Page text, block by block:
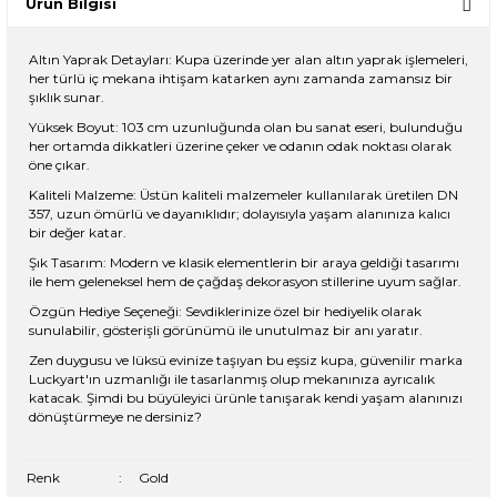
Ürün Bilgisi
Altın Yaprak Detayları: Kupa üzerinde yer alan altın yaprak işlemeleri,
her türlü iç mekana ihtişam katarken aynı zamanda zamansız bir
şıklık sunar.
Yüksek Boyut: 103 cm uzunluğunda olan bu sanat eseri, bulunduğu
her ortamda dikkatleri üzerine çeker ve odanın odak noktası olarak
öne çıkar.
Kaliteli Malzeme: Üstün kaliteli malzemeler kullanılarak üretilen DN
357, uzun ömürlü ve dayanıklıdır; dolayısıyla yaşam alanınıza kalıcı
bir değer katar.
Şık Tasarım: Modern ve klasik elementlerin bir araya geldiği tasarımı
ile hem geleneksel hem de çağdaş dekorasyon stillerine uyum sağlar.
Özgün Hediye Seçeneği: Sevdiklerinize özel bir hediyelik olarak
sunulabilir, gösterişli görünümü ile unutulmaz bir anı yaratır.
Zen duygusu ve lüksü evinize taşıyan bu eşsiz kupa, güvenilir marka
Luckyart'ın uzmanlığı ile tasarlanmış olup mekanınıza ayrıcalık
katacak. Şimdi bu büyüleyici ürünle tanışarak kendi yaşam alanınızı
dönüştürmeye ne dersiniz?
Renk : Gold